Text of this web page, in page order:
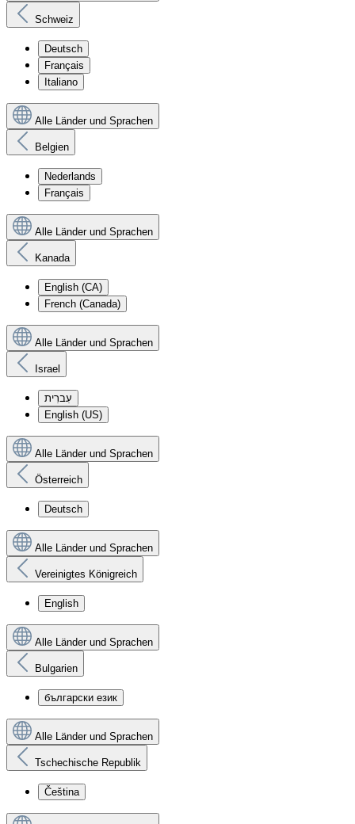
Schweiz
Deutsch
Français
Italiano
Alle Länder und Sprachen
Belgien
Nederlands
Français
Alle Länder und Sprachen
Kanada
English (CA)
French (Canada)
Alle Länder und Sprachen
Israel
עִברִית
English (US)
Alle Länder und Sprachen
Österreich
Deutsch
Alle Länder und Sprachen
Vereinigtes Königreich
English
Alle Länder und Sprachen
Bulgarien
български език
Alle Länder und Sprachen
Tschechische Republik
Čeština